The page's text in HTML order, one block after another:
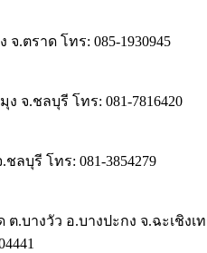
จ.ตราด โทร: 085-1930945
ง จ.ชลบุรี โทร: 081-7816420
ลบุรี โทร: 081-3854279
ต.บางวัว อ.บางปะกง จ.ฉะเชิงเ